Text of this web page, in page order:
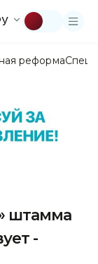
реформа
штамма
-